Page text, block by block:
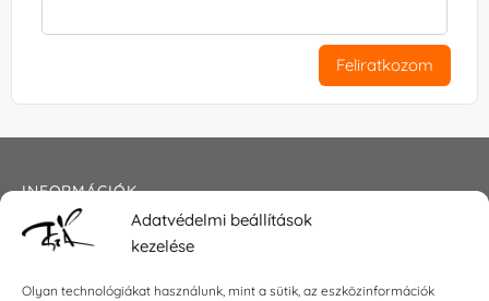
Adatvédelmi beállítások
kezelése
Olyan technológiákat használunk, mint a sütik, az eszközinformációk
Feliratkozom
INFORMÁCIÓK
Általános szerződési feltételek
Impresszum